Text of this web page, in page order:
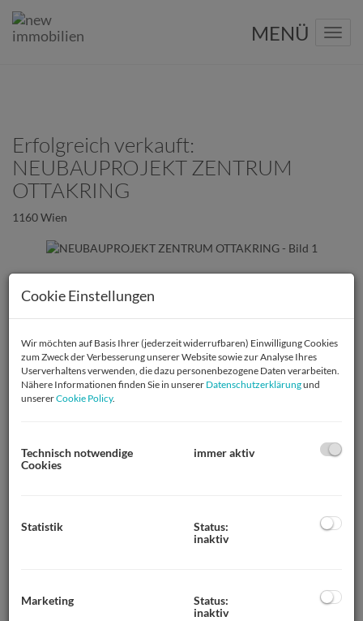
Erfolgreich verkauft:
NEUBAUPROJEKT ZENTRUM
OTTAKRING
1160 Wien
Cookie Einstellungen
Wir möchten auf Basis Ihrer (jederzeit widerrufbaren) Einwilligung Cookies
zum Zweck der Verbesserung unserer Website sowie zur Analyse Ihres
Userverhaltens verwenden, die dazu personenbezogene Daten verarbeiten.
Nähere Informationen finden Sie in unserer Datenschutzerklärungund
unsererCookie Policy.
Technisch notwendige
Cookies
immer aktiv
Statistik
Status:
inaktiv
Marketing
Status:
inaktiv